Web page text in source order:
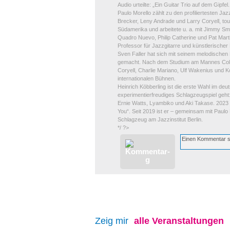
Audio urteilte: „Ein Guitar Trio auf dem
Paulo Morello zählt zu den profiliertesten
Brecker, Leny Andrade und Larry Coryell,
Südamerika und arbeitete u. a. mit Jimmy
Quadro Nuevo, Philip Catherine und Pat
Professor für Jazzgitarre und
Sven Faller hat sich mit seinem
gemacht. Nach dem Studium am Mannes
Coryell, Charlie Mariano, Ulf Wakenius und
internationalen Bühnen.
Heinrich Köbberling ist die erste Wahl im
experimentierfreudiges Schlagzeugspiel
Ernie Watts, Lyambiko und Aki Takase.
You“. Seit 2019 ist er – gemeinsam mit
Schlagzeug am Jazzinstitut Berlin.
*/ ?>
Zeig mir alle Veranstaltungen